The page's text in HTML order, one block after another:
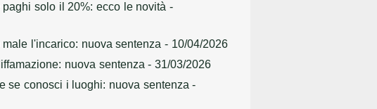
solo il 20%: ecco le novità -
l'incarico: nuova sentenza - 10/04/2026
nuova sentenza - 31/03/2026
se conosci i luoghi: nuova sentenza -